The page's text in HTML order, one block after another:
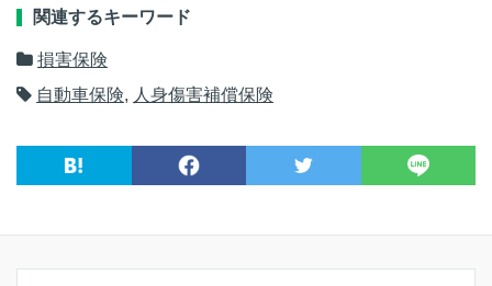
関連するキーワード
損害保険
自動車保険, 人身傷害補償保険